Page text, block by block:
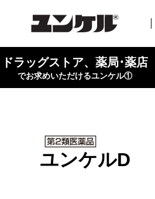
ドラッグストア、薬局･薬店
でお求めいただけるユンケル①
ユンケルD